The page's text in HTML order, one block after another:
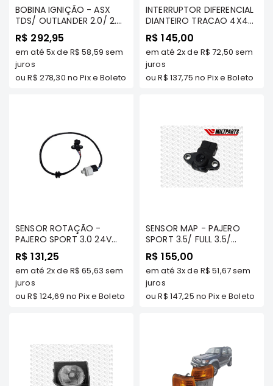
Freio
Correias
Filtros
Transmissão
Acessórios
Motor
Correias
Filtros
BOBINA IGNIÇÃO - ASX
TDS/ OUTLANDER 2.0/ 2.4/
3.0 ATE 2012 LANCER 2.0
16V 2011/../ PAJERO FULL
3.8 2007/.. MIVEC - VTO
R$ 292,95
em até 5xde R$ 58,59 sem
juros
ouR$ 278,30 no Pix e Boleto
INTERRUPTOR DIFERENCIAL
DIANTEIRO TRACAO 4X4
(SINAL FECHADO) - L200
SPORT/ HPE/ OUTDOOR/
PAJERO SPORT TDS/ TR4
TDS MODELOS -
MILTPARTS - MR176697
R$ 145,00
em até 2xde R$ 72,50 sem
juros
ouR$ 137,75 no Pix e Boleto
SENSOR ROTAÇÃO -
PAJERO SPORT 3.0 24V
(TODOS OS MODELOS) -
MILTPARTS
R$ 131,25
em até 2xde R$ 65,63 sem
juros
ouR$ 124,69 no Pix e Boleto
SENSOR MAP - PAJERO
SPORT 3.5/ FULL 3.5/
TRITON 3.5 / AIRTREK 2.4
MIVEC/ OUTLANDER 3.0 V6
(PARA VEÍCULOS A
GASOLINA) - MILTPARTS -
MN153281 MT
R$ 155,00
em até 3xde R$ 51,67sem
juros
ouR$ 147,25 no Pix e Boleto